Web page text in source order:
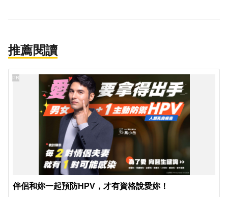
推薦閱讀
伴侶和妳一起預防HPV，才有資格說愛妳！
PR